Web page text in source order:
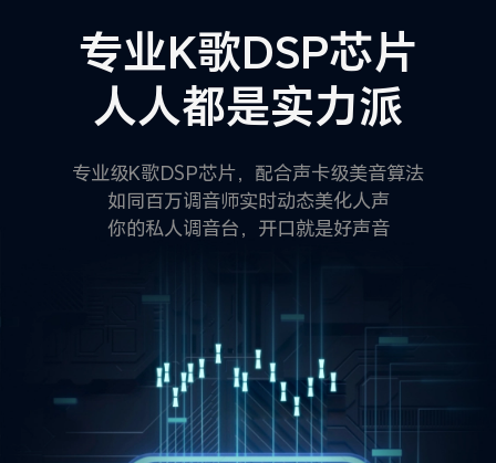
专业K歌DSP芯片
人人都是实力派
专业级K歌DSP芯片，配合声卡级美音算法
如同百万调音师实时动态美化人声
你的私人调音台，开口就是好声音